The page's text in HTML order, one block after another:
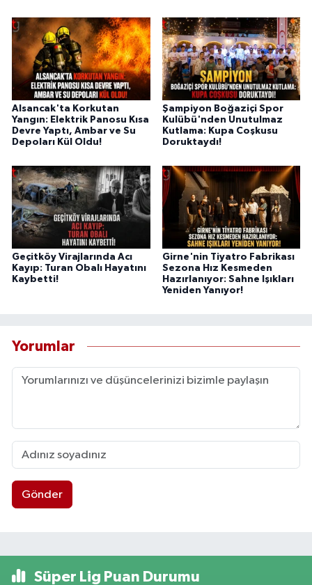
Alsancak'ta Korkutan
Yangın: Elektrik Panosu Kısa
Devre Yaptı, Ambar ve Su
Depoları Kül Oldu!
Şampiyon Boğaziçi Spor
Kulübü'nden Unutulmaz
Kutlama: Kupa Coşkusu
Doruktaydı!
Geçitköy Virajlarında Acı
Kayıp: Turan Obalı Hayatını
Kaybetti!
Girne'nin Tiyatro Fabrikası
Sezona Hız Kesmeden
Hazırlanıyor: Sahne Işıkları
Yeniden Yanıyor!
Yorumlar
Gönder
Süper Lig Puan Durumu